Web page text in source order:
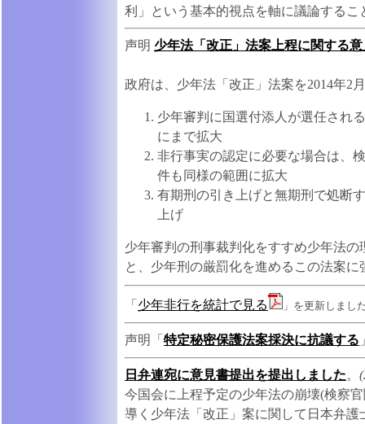
利」という基本的視点を軸に議論するこ
声明 少年法「改正」法案上程に関する意
政府は、少年法「改正」法案を2014年2
少年審判に国選付添人が選任され
にまで拡大
非行事実の認定に必要な場合は、
件も同様の範囲に拡大
有期刑の引き上げと無期刑で処断
上げ
少年審判の刑事裁判化をすすめ少年法
と、少年刑の厳罰化を進めるこの法案に
「 少年非行を統計で見る 」を更新しまし
声明「 特定秘密保護法案採決に抗議する
日弁連宛に意見書提出を提出しました。
今国会に上程予定の少年法の崩壊(検察
導く少年法「改正」案に関して日本弁